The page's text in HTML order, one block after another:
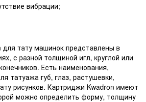
вибрации;
тату машинок представлены в
с разной толщиной игл, круглой или
Есть наименования,
татуажа губ, глаз, растушевки,
рисунков. Картриджи Kwadron имеют
можно определить форму, толщину